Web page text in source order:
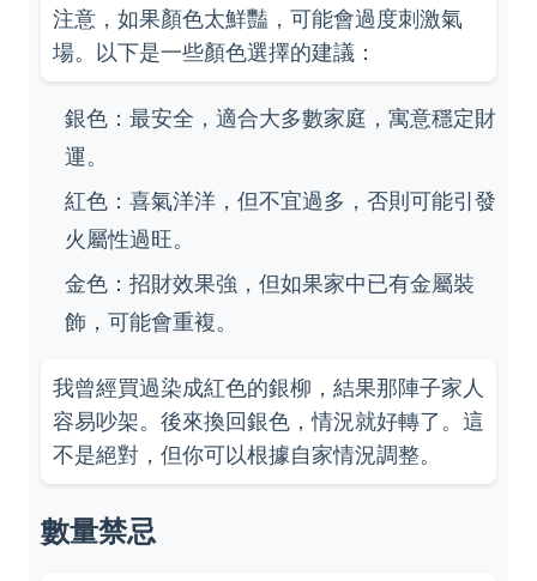
注意，如果顏色太鮮豔，可能會過度刺激氣
場。以下是一些顏色選擇的建議：
銀色：最安全，適合大多數家庭，寓意穩定財
運。
紅色：喜氣洋洋，但不宜過多，否則可能引發
火屬性過旺。
金色：招財效果強，但如果家中已有金屬裝
飾，可能會重複。
我曾經買過染成紅色的銀柳，結果那陣子家人
容易吵架。後來換回銀色，情況就好轉了。這
不是絕對，但你可以根據自家情況調整。
數量禁忌